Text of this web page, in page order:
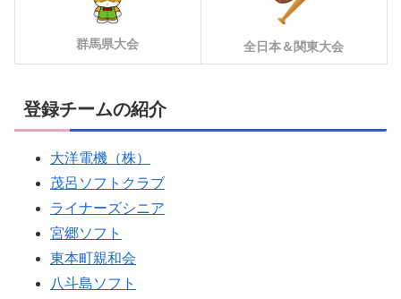
群馬県大会 全日本＆関東大会
登録チームの紹介
大洋電機（株）
茂呂ソフトクラブ
ライナーズシニア
宮郷ソフト
東本町親和会
八斗島ソフト